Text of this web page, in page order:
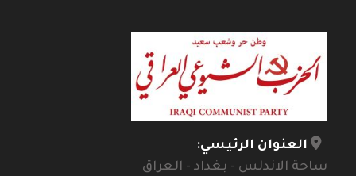
العنوان الرئيسي:
ساحة الاندلس - بغداد - العراق